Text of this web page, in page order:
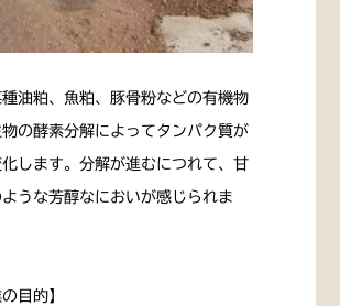
油粕、魚粕、豚骨粉などの有機物
の酵素分解によってタンパク質が
します。分解が進むにつれて、甘
うな芳醇なにおいが感じられま
目的】